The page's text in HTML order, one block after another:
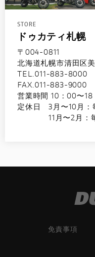
STORE
ドゥカティ札幌
〒004-0811
北海道札幌市清田区
TEL.011-883-8000
FAX.011-883-9000
営業時間 10：00〜
定休日 3月〜10月：
11月〜2月：
免責事項